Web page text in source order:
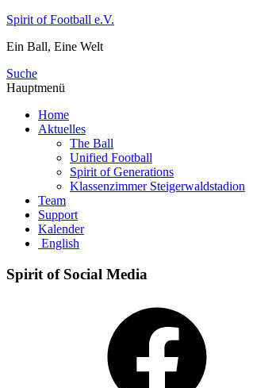
Zum
springen
Spirit of Football e.V.
Ein Ball, Eine Welt
Suche
Hauptmenü
Home
Aktuelles
The Ball
Unified Football
Spirit of Generations
Klassenzimmer Steigerwaldstadion
Team
Support
Kalender
English
Spirit of Social Media